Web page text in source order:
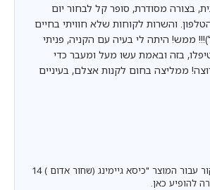
בצורה מסודרת, סופר קל לבחור יום
והשרות לקוחות שלא חוויתי בחיים
ממש! היתה לי בעיה עם הקניה, פניתי
בזה ובאמת עשו מעל ומעבר כדי
ממליצה בחום לקנות אצלם, בעיניים
ביקורת זו נכתבה במקור עבור המוצר "כיסא גיימינג (שחור אדום ) 14
להופיע כאן.